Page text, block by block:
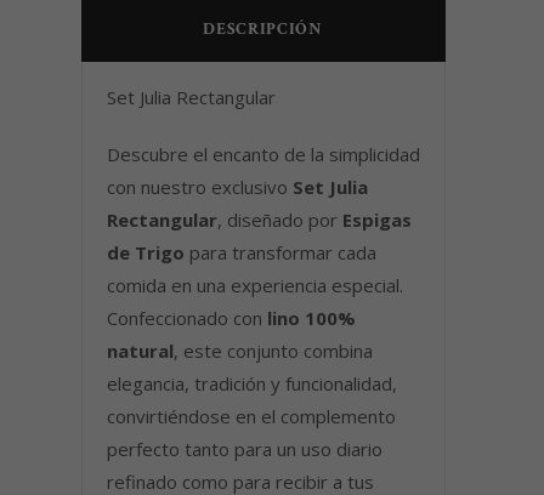
DESCRIPCIÓN
Set Julia Rectangular
Descubre el encanto de la simplicidad
con nuestro exclusivo Set Julia
Rectangular, diseñado por Espigas
de Trigo para transformar cada
comida en una experiencia especial.
Confeccionado con lino 100%
natural, este conjunto combina
elegancia, tradición y funcionalidad,
convirtiéndose en el complemento
perfecto tanto para un uso diario
refinado como para recibir a tus